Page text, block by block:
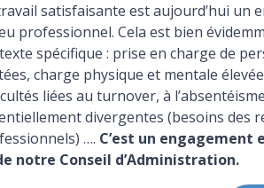
satisfaisante est aujourd’hui un
professionnel. Cela est bien
spécifique : prise en charge de
charge physique et mentale
liées au turnover, à
divergentes (besoins des
…. C’est un
notre Conseil d’Administration.